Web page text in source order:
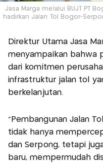
Jasa Marga melalui BUJT PT
hadirkan Jalan Tol Bogor-
Direktur Utama Jasa
menyampaikan bahwa
dari komitmen
infrastruktur jalan tol
berkelanjutan.
“Pembangunan Jalan
tidak hanya
dan Serpong, tetapi
baru, mempermudah